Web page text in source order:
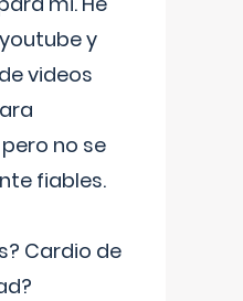
y
videos
no se
fiables.
Cardio de